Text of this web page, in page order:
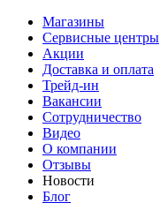
Магазины
Сервисные центры
Акции
Доставка и оплата
Трейд-ин
Вакансии
Сотрудничество
Видео
О компании
Отзывы
Новости
Блог